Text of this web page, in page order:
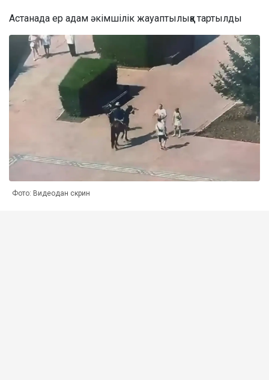
Астанада ер адам әкімшілік жауаптылыққа тартылды
Фото: Видеодан скрин